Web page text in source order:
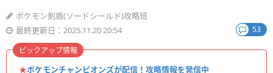
ポケモン剣盾(ソードシールド)攻略班
最終更新日：2025.11.20 20:54
53
★ポケモンチャンピオンズが配信！攻略情報を発信中
ピックアップ情報